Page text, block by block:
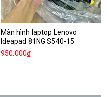
Màn hình laptop Lenovo
Ideapad 81NG S540-15
950.000₫